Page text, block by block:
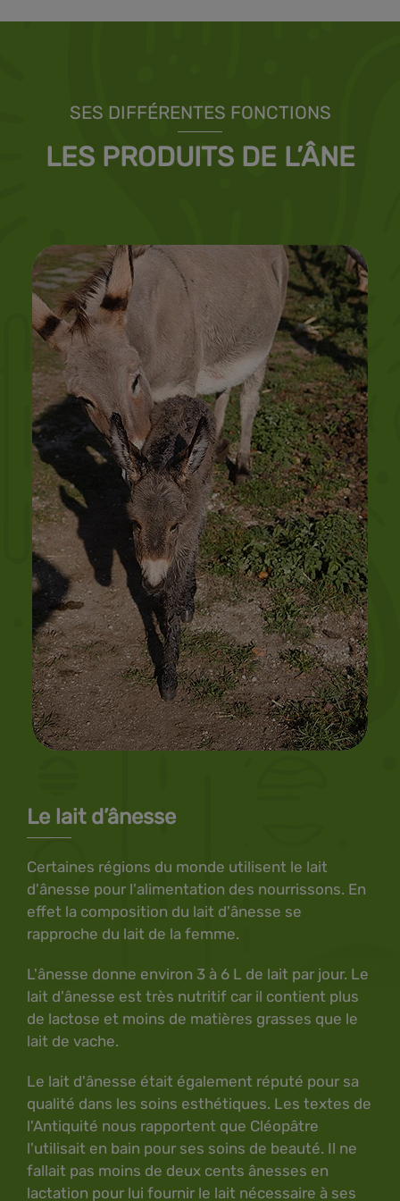
SES DIFFÉRENTES FONCTIONS
LES PRODUITS DE L’ÂNE
Le lait d’ânesse
Certaines régions du monde utilisent le lait
d'ânesse pour l'alimentation des nourrissons. En
effet la composition du lait d'ânesse se
rapproche du lait de la femme.
L'ânesse donne environ 3 à 6 L de lait par jour. Le
lait d'ânesse est très nutritif car il contient plus
de lactose et moins de matières grasses que le
lait de vache.
Le lait d'ânesse était également réputé pour sa
qualité dans les soins esthétiques. Les textes de
l'Antiquité nous rapportent que Cléopâtre
l'utilisait en bain pour ses soins de beauté. Il ne
fallait pas moins de deux cents ânesses en
lactation pour lui fournir le lait nécessaire à ses